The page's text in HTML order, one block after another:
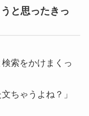
と思ったきっ
索をかけまくっ
ちゃうよね？」